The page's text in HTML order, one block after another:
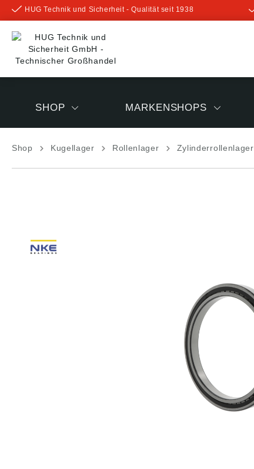
springen
HUG Technik und Sicherheit - Qualität seit 1938
SHOP MARKENSHOPS
Shop Kugellager Rollenlager Zylinderrollenlager